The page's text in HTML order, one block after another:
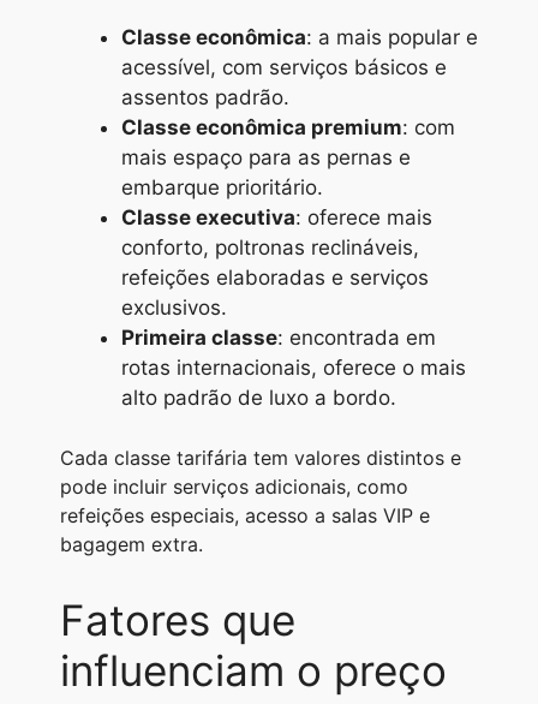
Classe econômica: a mais popular e
acessível, com serviços básicos e
assentos padrão.
Classe econômica premium: com
mais espaço para as pernas e
embarque prioritário.
Classe executiva: oferece mais
conforto, poltronas reclináveis,
refeições elaboradas e serviços
exclusivos.
Primeira classe: encontrada em
rotas internacionais, oferece o mais
alto padrão de luxo a bordo.
Cada classe tarifária tem valores distintos e
pode incluir serviços adicionais, como
refeições especiais, acesso a salas VIP e
bagagem extra.
Fatores que
influenciam o preço